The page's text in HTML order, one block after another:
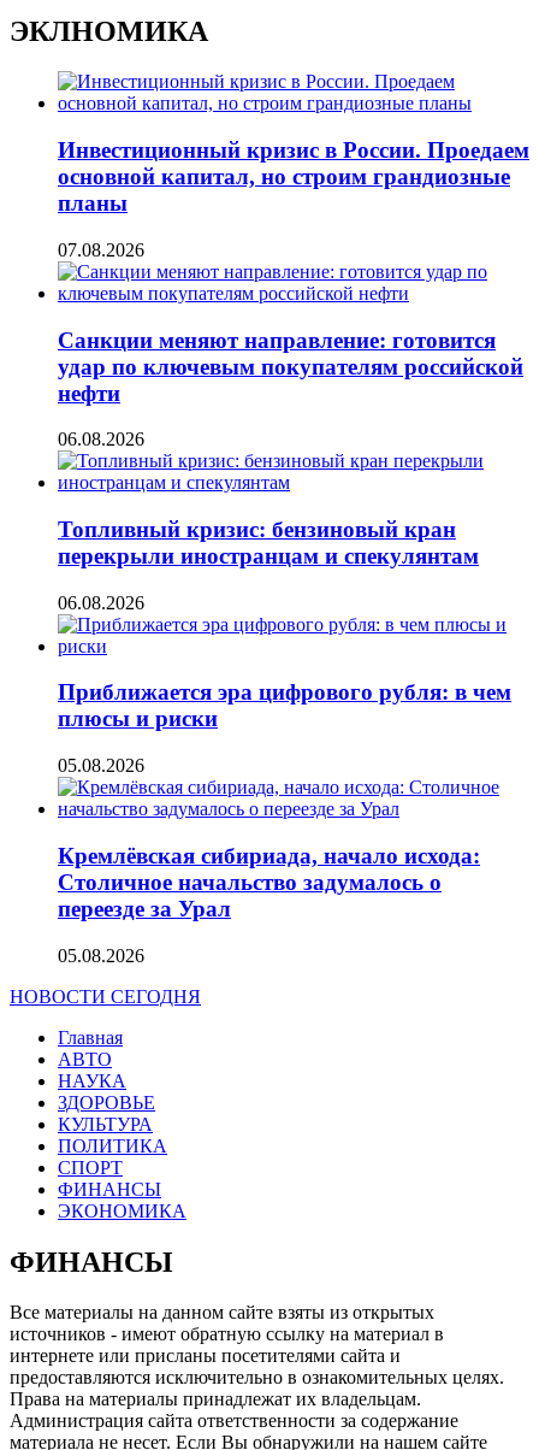
ЭКЛНОМИКА
Инвестиционный кризис в России. Проедаем
основной капитал, но строим грандиозные
планы
07.08.2026
Санкции меняют направление: готовится
удар по ключевым покупателям российской
нефти
06.08.2026
Топливный кризис: бензиновый кран
перекрыли иностранцам и спекулянтам
06.08.2026
Приближается эра цифрового рубля: в чем
плюсы и риски
05.08.2026
Кремлёвская сибириада, начало исхода:
Столичное начальство задумалось о
переезде за Урал
05.08.2026
НОВОСТИ СЕГОДНЯ
Главная
АВТО
НАУКА
ЗДОРОВЬЕ
КУЛЬТУРА
ПОЛИТИКА
СПОРТ
ФИНАНСЫ
ЭКОНОМИКА
ФИНАНСЫ
Все материалы на данном сайте взяты из открытых
источников - имеют обратную ссылку на материал в
интернете или присланы посетителями сайта и
предоставляются исключительно в ознакомительных целях.
Права на материалы принадлежат их владельцам.
Администрация сайта ответственности за содержание
материала не несет. Если Вы обнаружили на нашем сайте